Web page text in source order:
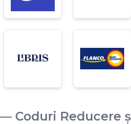
Coduri Reducere